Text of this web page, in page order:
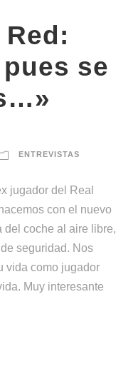
se
ENTREVISTAS
jugador del Real
con el nuevo
del coche al aire libre,
seguridad. Nos
vida como jugador
Muy interesante